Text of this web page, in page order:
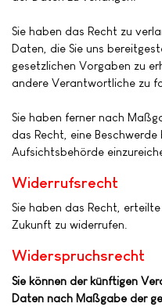
Sie haben das Recht zu
Daten, die Sie uns
gesetzlichen Vorgaben zu
andere Verantwortliche zu
Sie haben ferner nach
das Recht, eine
Aufsichtsbehörde
Widerrufsrecht
Sie haben das Recht,
Zukunft zu widerrufen.
Widerspruchsrecht
Sie können der künftigen
Daten nach Maßgabe der